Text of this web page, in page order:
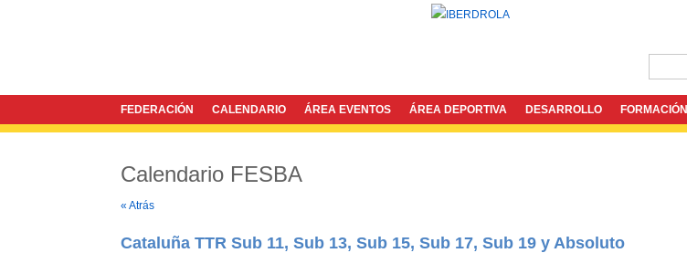
FEDERACIÓN CALENDARIO ÁREA EVENTOS ÁREA DEPORTIVA DESARROLLO FORMACIÓN
Calendario FESBA
« Atrás
Cataluña TTR Sub 11, Sub 13, Sub 15, Sub 17, Sub 19 y Absoluto